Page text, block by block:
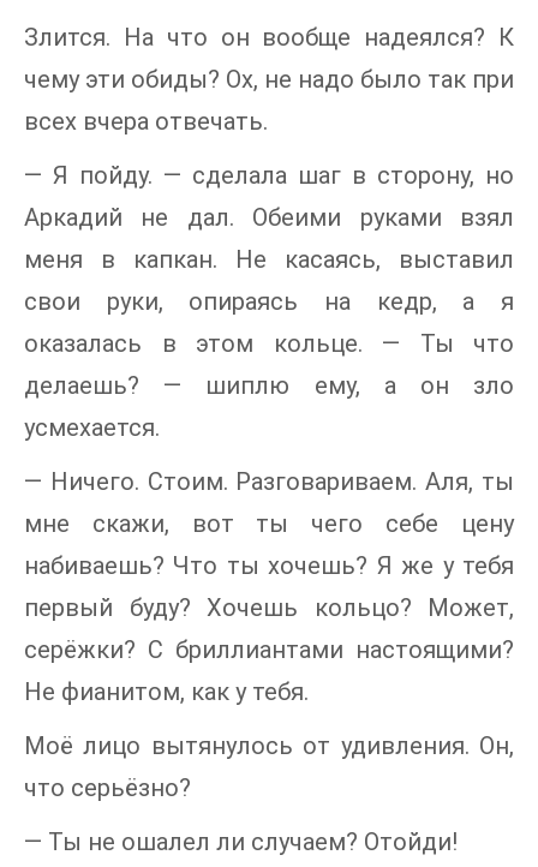
Злится. На что он вообще надеялся? К
чему эти обиды? Ох, не надо было так при
всех вчера отвечать.
— Я пойду. — сделала шаг в сторону, но
Аркадий не дал. Обеими руками взял
меня в капкан. Не касаясь, выставил
свои руки, опираясь на кедр, а я
оказалась в этом кольце. — Ты что
делаешь? — шиплю ему, а он зло
усмехается.
— Ничего. Стоим. Разговариваем. Аля, ты
мне скажи, вот ты чего себе цену
набиваешь? Что ты хочешь? Я же у тебя
первый буду? Хочешь кольцо? Может,
серёжки? С бриллиантами настоящими?
Не фианитом, как у тебя.
Моё лицо вытянулось от удивления. Он,
что серьёзно?
— Ты не ошалел ли случаем? Отойди!